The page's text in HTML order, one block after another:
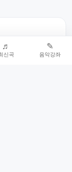
수 있는 음악 정보
♬
신곡
✎
음악강좌